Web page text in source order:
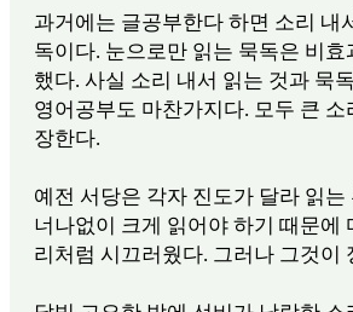
과거에는 글공부한다 하면 소리 내
독이다. 눈으로만 읽는 묵독은 비
했다. 사실 소리 내서 읽는 것과 묵
영어공부도 마찬가지다. 모두 큰
장한다.
예전 서당은 각자 진도가 달라 읽
너나없이 크게 읽어야 하기 때문에
리처럼 시끄러웠다. 그러나 그것이